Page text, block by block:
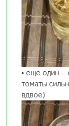
• ещё один –
томаты
вдвое)